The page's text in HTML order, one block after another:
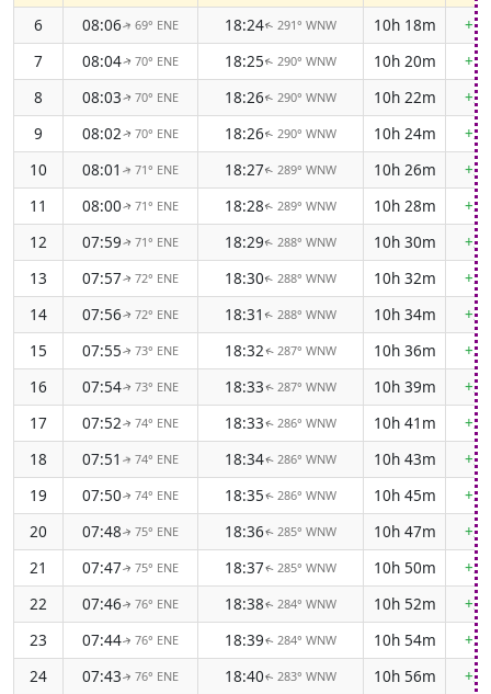
6
08:06↑69° ENE 18:24↑ 291° WNW 10h 18m
7
08:04↑70° ENE 18:25↑ 290° WNW 10h 20m
8
08:03↑70° ENE 18:26↑ 290° WNW 10h 22m
9
08:02↑70° ENE 18:26↑ 290° WNW 10h 24m
10
08:01 ↑71° ENE 18:27↑ 289° WNW 10h 26m
11
08:00↑71° ENE 18:28↑ 289° WNW 10h 28m
12
07:59↑71° ENE 18:29↑ 288° WNW 10h 30m
13
07:57↑72° ENE 18:30↑ 288° WNW 10h 32m
14
07:56↑72° ENE 18:31 ↑ 288° WNW 10h 34m
15
07:55↑73° ENE 18:32↑ 287° WNW 10h 36m
16
07:54↑73° ENE 18:33↑ 287° WNW 10h 39m
17
07:52↑ 74° ENE 18:33↑ 286° WNW 10h 41m
18
07:51 ↑ 74° ENE 18:34↑ 286° WNW 10h 43m
19
07:50↑ 74° ENE 18:35↑ 286° WNW 10h 45m
20
07:48↑ 75° ENE 18:36↑ 285° WNW 10h 47m
21
07:47↑ 75° ENE 18:37↑ 285° WNW 10h 50m
22
07:46↑ 76° ENE 18:38↑ 284° WNW 10h 52m
23
07:44↑ 76° ENE 18:39↑ 284° WNW 10h 54m
24
07:43↑ 76° ENE 18:40↑ 283° WNW 10h 56m